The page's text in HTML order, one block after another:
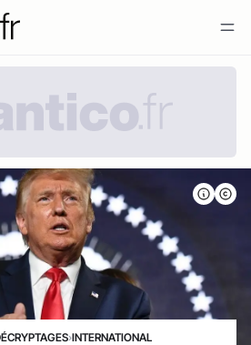
›INTERNATIONAL